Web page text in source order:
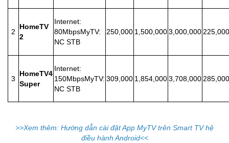
2
HomeTV
2
Internet:
80MbpsMyTV:
NC STB
250,000 1,500,0003,000,000225,000
3
HomeTV4
Super
Internet:
150MbpsMyTV:
NC STB
309,000 1,854,0003,708,000285,000
>>Xem thêm: Hướng dẫn cài đặt App MyTV trên Smart TV hệ
điều hành Android<<